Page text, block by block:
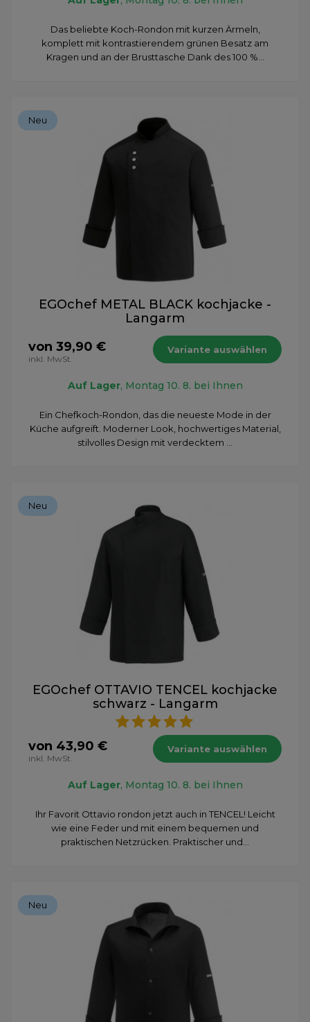
​Das beliebte Koch-Rondon mit kurzen Ärmeln,
komplett mit kontrastierendem grünen Besatz am
Kragen und an der Brusttasche Dank des 100 %...
Neu
EGOchef METAL BLACK kochjacke -
Langarm
von 39,90 €
inkl. MwSt.
Variante auswählen
Auf Lager, Montag 10. 8. bei Ihnen
Ein Chefkoch-Rondon, das die neueste Mode in der
Küche aufgreift. Moderner Look, hochwertiges Material,
stilvolles Design mit verdecktem ...
Neu
EGOchef OTTAVIO TENCEL kochjacke
schwarz - Langarm
von 43,90 €
inkl. MwSt.
Variante auswählen
Auf Lager, Montag 10. 8. bei Ihnen
Ihr Favorit Ottavio rondon jetzt auch in TENCEL! Leicht
wie eine Feder und mit einem bequemen und
praktischen Netzrücken. Praktischer und...
Neu